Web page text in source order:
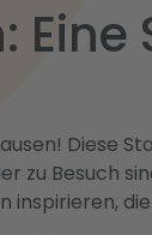
Diese
zu Besuch